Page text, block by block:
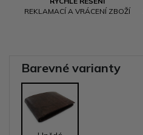
REKLAMACÍ A VRÁCENÍ ZBOŽÍ
Barevné varianty